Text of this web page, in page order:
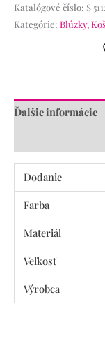
Katalógové číslo: S
Kategórie: Blúzky,
Ďalšie informácie
Dodanie
Farba
Materiál
Veľkosť
Výrobca